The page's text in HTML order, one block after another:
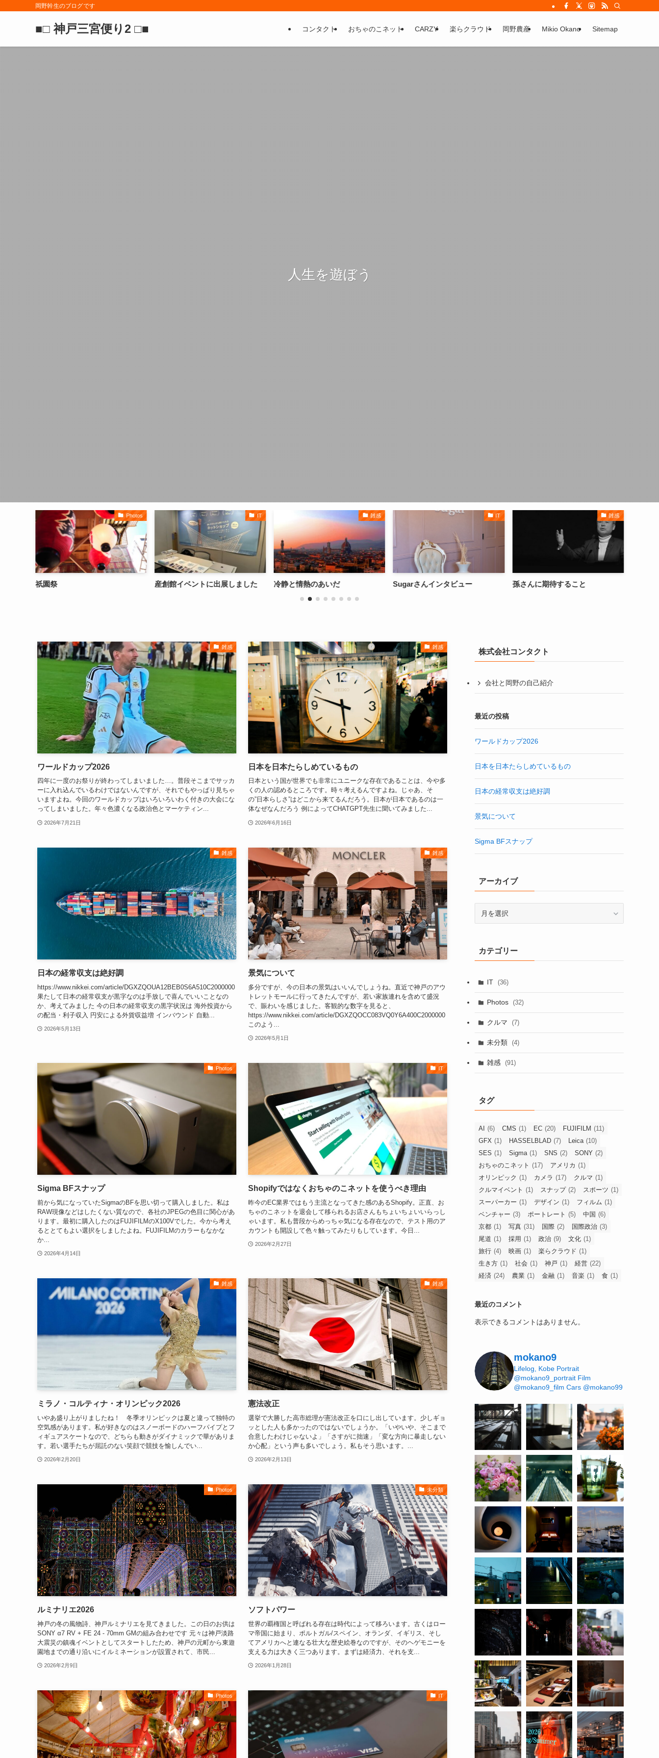
岡野幹生のブログです
■□ 神戸三宮便り2 □■ コンタクト おちゃのこネット CARZY 楽らクラウド 岡野農産 Mikio Okano Sitemap
人生を遊ぼう
Photos
祇園祭
IT
産創館イベントに出展しました
雑感
冷静と情熱のあいだ
IT
Sugarさんインタビュー
雑感
孫さんに期待すること
雑感
ワールドカップ2026
四年に一度のお祭りが終わってしまいました…。普段そこまでサッカ
ーに入れ込んでいるわけではないんですが、それでもやっぱり見ちゃ
いますよね。今回のワールドカップはいろいろいわく付きの大会にな
ってしまいました。年々色濃くなる政治色とマーケティン...
2026年7月21日
雑感
日本を日本たらしめているもの
日本という国が世界でも非常にユニークな存在であることは、今や多
くの人の認めるところです。時々考えるんですよね。じゃあ、そ
の”日本らしさ”はどこから来てるんだろう。日本が日本であるのは一
体なぜなんだろう 例によってCHATGPT先生に聞いてみました...
2026年6月16日
雑感
日本の経常収支は絶好調
https://www.nikkei.com/article/DGXZQOUA12BEB0S6A510C2000000
果たして日本の経常収支が黒字なのは手放しで喜んでいいことなの
か、考えてみました 今の日本の経常収支の黒字状況は 海外投資から
の配当・利子収入 円安による外貨収益増 インバウンド 自動...
2026年5月13日
雑感
景気について
多分ですが、今の日本の景気はいいんでしょうね。直近で神戸のアウ
トレットモールに行ってきたんですが、若い家族連れを含めて盛況
で、賑わいを感じました。客観的な数字を見ると、
https://www.nikkei.com/article/DGXZQOCC083VQ0Y6A400C2000000
このよう...
2026年5月1日
Photos
Sigma BFスナップ
前から気になっていたSigmaのBFを思い切って購入しました。私は
RAW現像などはしたくない質なので、各社のJPEGの色目に関心があ
ります。最初に購入したのはFUJIFILMのX100Vでした。今から考え
るととてもよい選択をしましたよね。FUJIFILMのカラーもなかな
か...
2026年4月14日
IT
Shopifyではなくおちゃのこネットを使うべき理由
昨今のEC業界ではもう主流となってきた感のあるShopify。正直、お
ちゃのこネットを退会して移られるお店さんもちょいちょいいらっし
ゃいます。私も普段からめっちゃ気になる存在なので、テスト用のア
カウントも開設して色々触ってみたりもしています。今日...
2026年2月27日
雑感
ミラノ・コルティナ・オリンピック2026
いやあ盛り上がりましたね！ 冬季オリンピックは夏と違って独特の
空気感があります。私が好きなのはスノーボードのハーフパイプとフ
ィギュアスケートなので、どちらも動きがダイナミックで華がありま
す。若い選手たちが屈託のない笑顔で競技を愉しんでい...
2026年2月20日
雑感
憲法改正
選挙で大勝した高市総理が憲法改正を口にし出しています。少しギョ
ッとした人も多かったのではないでしょうか。「いやいや、そこまで
合意したわけじゃないよ」「さすがに拙速」「変な方向に暴走しない
か心配」という声も多いでしょう。私もそう思います。...
2026年2月13日
Photos
ルミナリエ2026
神戸の冬の風物詩、神戸ルミナリエを見てきました。この日のお供は
SONY α7 RV + FE 24 - 70mm GMの組み合わせです 元々は神戸淡路
大震災の鎮魂イベントとしてスタートしたため、神戸の元町から東遊
園地までの通り沿いにイルミネーションが設置されて、市民...
2026年2月9日
未分類
ソフトパワー
世界の覇権国と呼ばれる存在は時代によって移ろいます。古くはロー
マ帝国に始まり、ポルトガル/スペイン、オランダ、イギリス、そし
てアメリカへと連なる壮大な歴史絵巻なのですが、そのヘゲモニーを
支える力は大きく三つあります。まずは経済力、それを支...
2026年1月28日
Photos IT
株式会社コンタクト
会社と岡野の自己紹介
最近の投稿
ワールドカップ2026
日本を日本たらしめているもの
日本の経常収支は絶好調
景気について
Sigma BFスナップ
アーカイブ
ブカテゴリー
IT (36)
Photos (32)
クルマ (7)
未分類 (4)
雑感 (91)
タグ
AI (6) CMS (1) EC (20) FUJIFILM (11)
GFX (1) HASSELBLAD (7) Leica (10)
SES (1) Sigma (1) SNS (2) SONY (2)
おちゃのこネット (17) アメリカ (1)
オリンピック (1) カメラ (17) クルマ (1)
クルマイベント (1) スナップ (2) スポーツ (1)
スーパーカー (1) デザイン (1) フィルム (1)
ベンチャー (3) ポートレート (5) 中国 (6)
京都 (1) 写真 (31) 国際 (2) 国際政治 (3)
尾道 (1) 採用 (1) 政治 (9) 文化 (1)
旅行 (4) 映画 (1) 楽らクラウド (1)
生き方 (1) 社会 (1) 神戸 (1) 経営 (22)
経済 (24) 農業 (1) 金融 (1) 音楽 (1) 食 (1)
最近のコメント
表示できるコメントはありません。
mokano9
Lifelog, Kobe Portrait
@mokano9_portrait Film
@mokano9_film Cars @mokano99